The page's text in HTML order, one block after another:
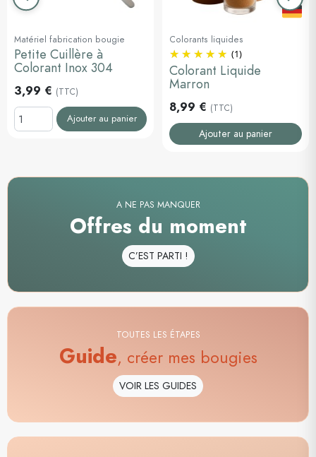
Précédent
Matériel fabrication bougie
Petite Cuillère à
Colorant Inox 304
3,99 € (TTC)
Ajouter au panier
Colorants liquides
(1)
Colorant Liquide
Marron
8,99 € (TTC)
Ajouter au panier
A NE PAS MANQUER
Offres du moment
C’EST PARTI !
TOUTES LES ÉTAPES
Guide, créer mes bougies
VOIR LES GUIDES